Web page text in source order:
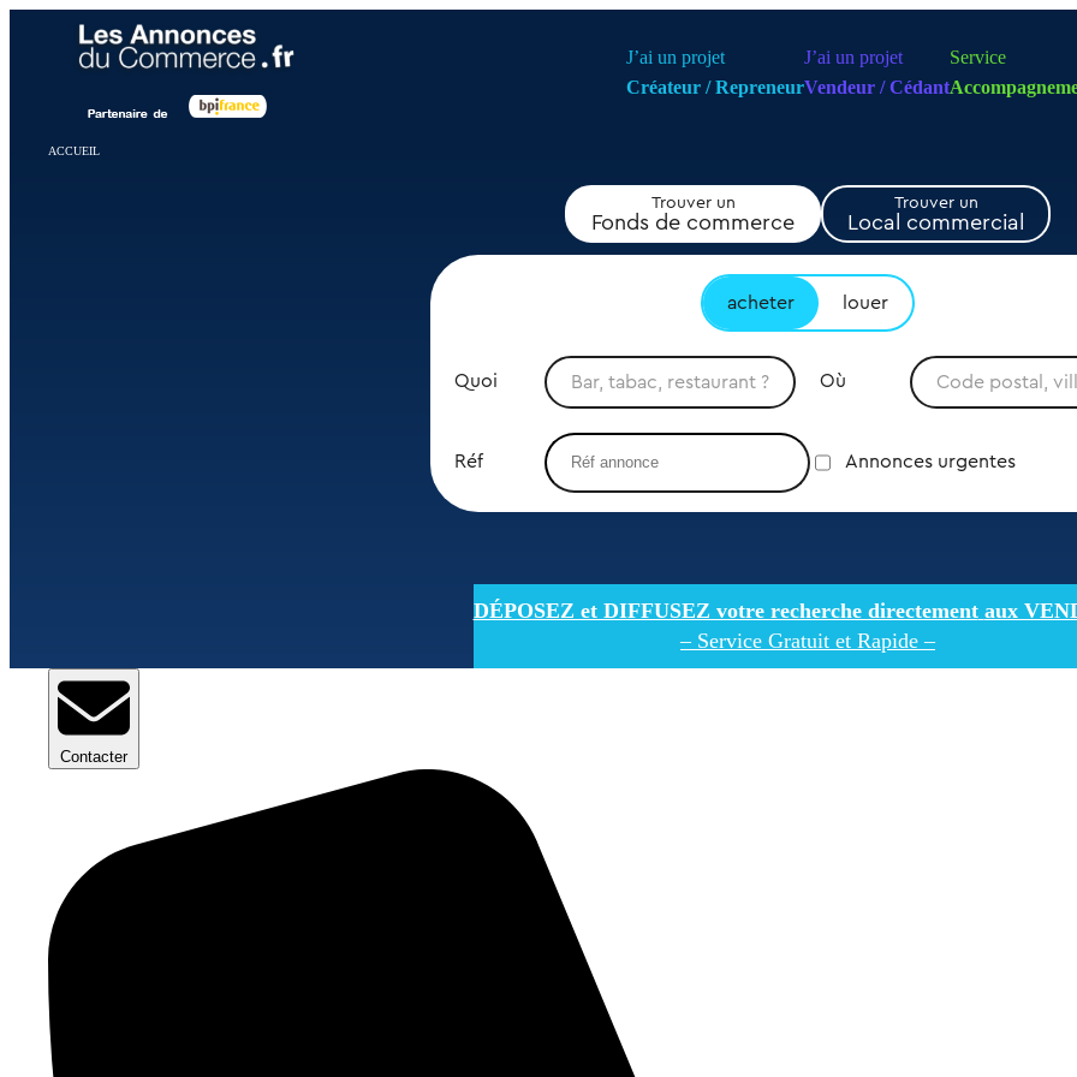
J’ai un projet
Créateur / Repreneur
J’ai un projet
Vendeur / Cédant
Service
ACCUEIL
Trouver un
Fonds de commerce
Trouver un
Local commercial
acheter louer
Quoi Où
Réf Annonces urgentes
DÉPOSEZ et DIFFUSEZ votre recherche directement aux
– Service Gratuit et Rapide –
Contacter
Panneau de gestion des cookies